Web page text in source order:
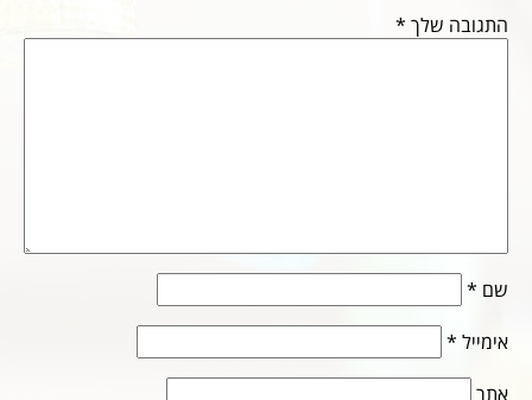
התגובה שלך *
שם *
אימייל *
אתר